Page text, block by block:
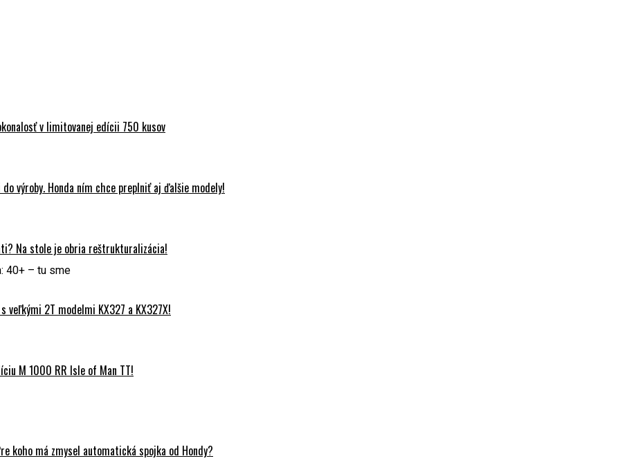
v limitovanej edícii 750 kusov
výroby. Honda ním chce preplniť aj ďalšie modely!
Na stole je obria reštrukturalizácia!
s veľkými 2T modelmi KX327 a KX327X!
M 1000 RR Isle of Man TT!
koho má zmysel automatická spojka od Hondy?
40+ – tu sme